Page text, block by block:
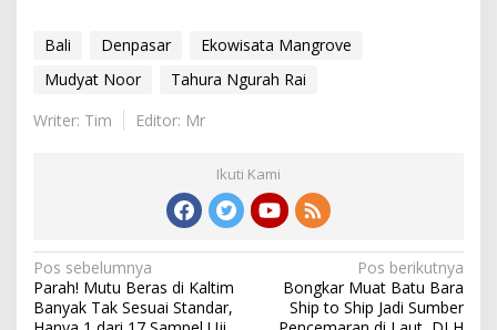
Bali Denpasar
Ekowisata Mangrove
Mudyat Noor
Tahura Ngurah Rai
Writer: Tim
Editor: Mr
Ikuti Kami
Navigasi
pos
Pos sebelumnya
Parah! Mutu Beras di Kaltim
Banyak Tak Sesuai Standar,
Pos berikutnya
Bongkar Muat Batu Bara
Ship to Ship Jadi Sumber